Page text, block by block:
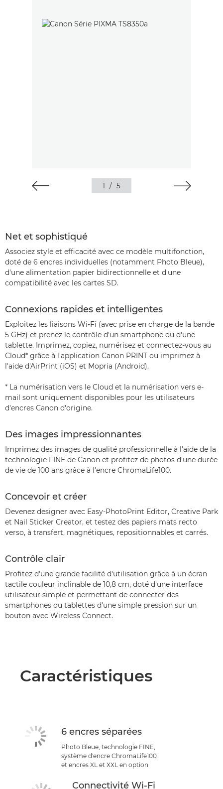
1 / 5
Net et sophistiqué
Associez style et efficacité avec ce modèle multifonction,
doté de 6 encres individuelles (notamment Photo Bleue),
d'une alimentation papier bidirectionnelle et d'une
compatibilité avec les cartes SD.
Connexions rapides et intelligentes
Exploitez les liaisons Wi-Fi (avec prise en charge de la bande
5 GHz) et prenez le contrôle d'un smartphone ou d'une
tablette. Imprimez, copiez, numérisez et connectez-vous au
Cloud* grâce à l'application Canon PRINT ou imprimez à
l'aide d'AirPrint (iOS) et Mopria (Android).
* La numérisation vers le Cloud et la numérisation vers e-
mail sont uniquement disponibles pour les utilisateurs
d'encres Canon d'origine.
Des images impressionnantes
Imprimez des images de qualité professionnelle à l'aide de la
technologie FINE de Canon et profitez de photos d'une durée
de vie de 100 ans grâce à l'encre ChromaLife100.
Concevoir et créer
Devenez designer avec Easy-PhotoPrint Editor, Creative Park
et Nail Sticker Creator, et testez des papiers mats recto
verso, à transfert, magnétiques, repositionnables et carrés.
Contrôle clair
Profitez d'une grande facilité d'utilisation grâce à un écran
tactile couleur inclinable de 10,8 cm, doté d'une interface
utilisateur simple et permettant de connecter des
smartphones ou tablettes d'une simple pression sur un
bouton avec Wireless Connect.
Caractéristiques
6 encres séparées
Photo Bleue, technologie FINE,
système d'encre ChromaLife100
et encres XL et XXL en option
Connectivité Wi-Fi